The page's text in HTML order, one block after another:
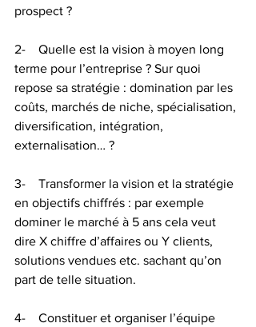
prospect ?
2-    Quelle est la vision à moyen long
terme pour l’entreprise ? Sur quoi
repose sa stratégie : domination par les
coûts, marchés de niche, spécialisation,
diversification, intégration,
externalisation… ?
3-    Transformer la vision et la stratégie
en objectifs chiffrés : par exemple
dominer le marché à 5 ans cela veut
dire X chiffre d’affaires ou Y clients,
solutions vendues etc. sachant qu’on
part de telle situation.
4-    Constituer et organiser l’équipe